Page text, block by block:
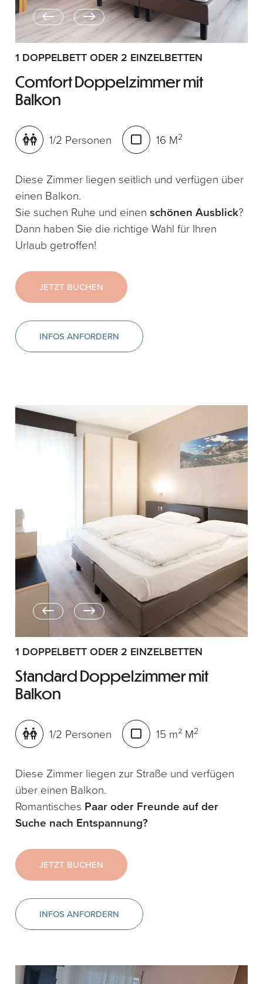
1 DOPPELBETT ODER 2 EINZELBETTEN
Comfort Doppelzimmer mit
Balkon
1/2 Personen 16 M2
Diese Zimmer liegen seitlich und verfügen über
einen Balkon.
Sie suchen Ruhe und einenschönen Ausblick?
Dann haben Sie die richtige Wahl für Ihren
Urlaub getroffen!
JETZT BUCHEN
INFOS ANFORDERN
1 DOPPELBETT ODER 2 EINZELBETTEN
Standard Doppelzimmer mit
Balkon
1/2 Personen 15 m² M2
Diese Zimmer liegen zur Straße und verfügen
über einen Balkon.
Romantisches Paar oder Freunde auf der
Suche nach Entspannung?
JETZT BUCHEN
INFOS ANFORDERN